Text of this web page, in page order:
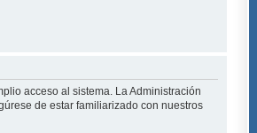
acceso al sistema. La Administración
de estar familiarizado con nuestros